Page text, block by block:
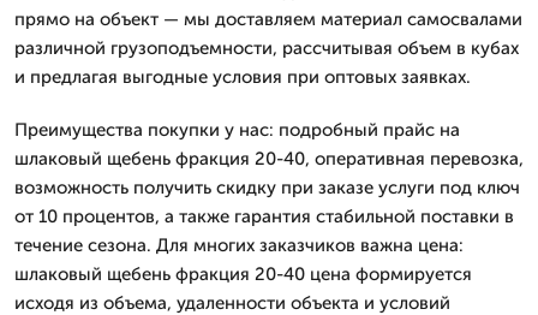
прямо на объект — мы доставляем материал самосвалами
различной грузоподъемности, рассчитывая объем в кубах
и предлагая выгодные условия при оптовых заявках.
Преимущества покупки у нас: подробный прайс на
шлаковый щебень фракция 20-40, оперативная перевозка,
возможность получить скидку при заказе услуги под ключ
от 10 процентов, а также гарантия стабильной поставки в
течение сезона. Для многих заказчиков важна цена:
шлаковый щебень фракция 20-40 цена формируется
исходя из объема, удаленности объекта и условий